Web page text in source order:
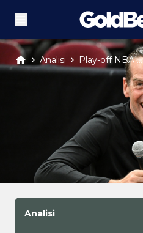
Analisi Play-off NBA ...
Analisi